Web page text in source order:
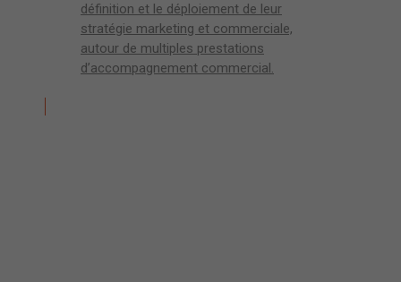
définition et le déploiement de leur
stratégie marketing et commerciale,
autour de multiples prestations
d’accompagnement commercial.